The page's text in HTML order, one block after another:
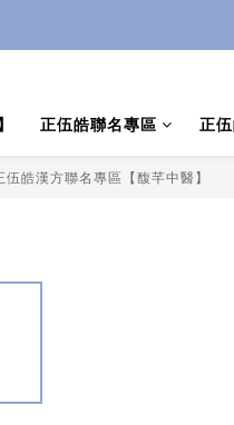
正伍皓聯名專區 正
伍皓漢方聯名專區【馥芊中醫】